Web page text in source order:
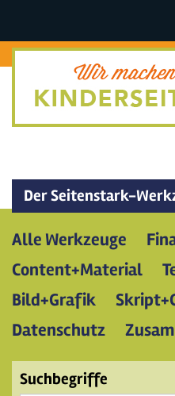
Der Seitenstark-
Alle Werkzeuge
Content+Material
Bild+Grafik
Datenschutz
Suchbegriffe